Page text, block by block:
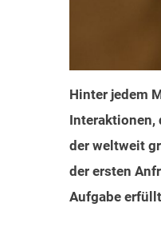
Hinter jedem
Interaktionen,
der weltweit
der ersten
Aufgabe